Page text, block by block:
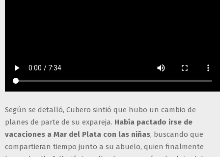
Según se detalló, Cubero sintió que hubo un cambio de
planes de parte de su expareja. Había pactado irse de
vacaciones a Mar del Plata con las niñas, buscando que
compartieran tiempo junto a su abuelo, quien finalmente